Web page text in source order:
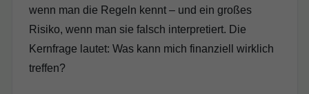
wenn man die Regeln kennt – und ein großes
Risiko, wenn man sie falsch interpretiert. Die
Kernfrage lautet: Was kann mich finanziell wirklich
treffen?